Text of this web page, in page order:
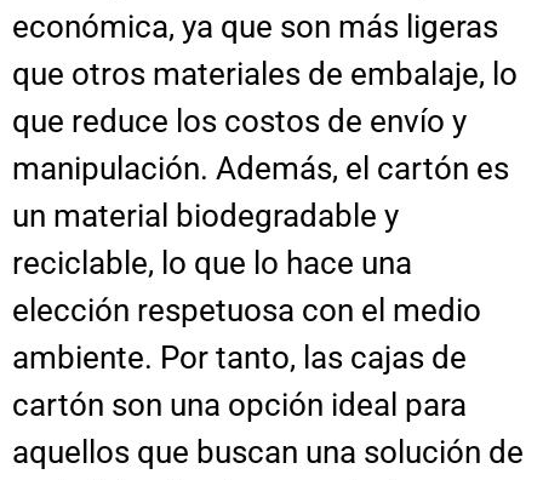
económica, ya que son más ligeras
que otros materiales de embalaje, lo
que reduce los costos de envío y
manipulación. Además, el cartón es
un material biodegradable y
reciclable, lo que lo hace una
elección respetuosa con el medio
ambiente. Por tanto, las cajas de
cartón son una opción ideal para
aquellos que buscan una solución de